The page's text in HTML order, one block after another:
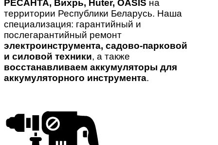
РЕСАНТА, Вихрь, Huter, OASIS на
территории Республики Беларусь. Наша
специализация: гарантийный и
послегарантийный ремонт
электроинструмента, садово-парковой
и силовой техники, а также
восстанавливаем аккумуляторы для
аккумуляторного инструмента.